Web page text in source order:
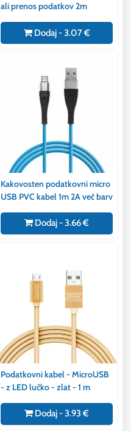
ali prenos podatkov 2m
Dodaj - 3.07 €
Kakovosten podatkovni micro
USB PVC kabel 1m 2A več barv
Dodaj - 3.66 €
Podatkovni kabel - MicroUSB
- z LED lučko - zlat - 1 m
Dodaj - 3.93 €